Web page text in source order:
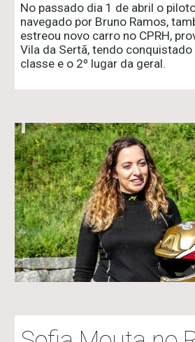
No passado dia 1 de abril o
navegado por Bruno Ramos,
estreou novo carro no CPRH,
Vila da Sertã, tendo conquistado
classe e o 2º lugar da geral.